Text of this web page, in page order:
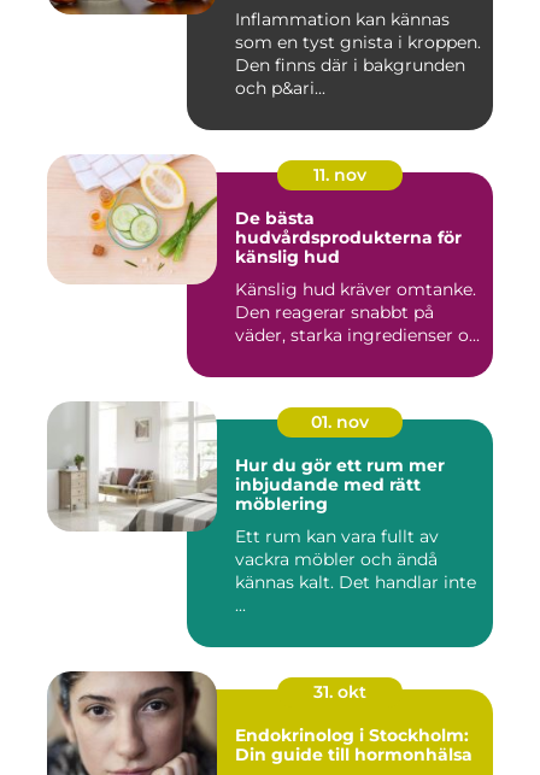
Inflammation kan kännas
som en tyst gnista i kroppen.
Den finns där i bakgrunden
och p&ari...
11. nov
De bästa
hudvårdsprodukterna för
känslig hud
Känslig hud kräver omtanke.
Den reagerar snabbt på
väder, starka ingredienser o...
01. nov
Hur du gör ett rum mer
inbjudande med rätt
möblering
Ett rum kan vara fullt av
vackra möbler och ändå
kännas kalt. Det handlar inte
...
31. okt
Endokrinolog i Stockholm:
Din guide till hormonhälsa